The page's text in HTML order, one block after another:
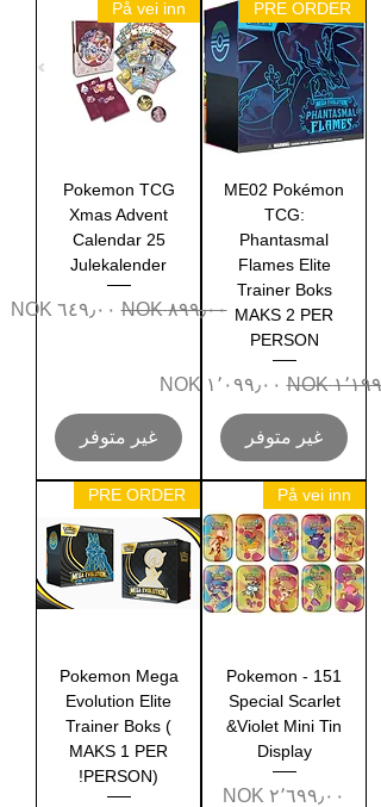
PRE ORDER
ME02 Pokémon
TCG:
Phantasmal
Flames Elite
Trainer Boks
MAKS 2 PER
PERSON
عادي سعر البيع
غير متوفر
På vei inn
Pokemon TCG
Xmas Advent
Calendar 25
Julekalender
سعر عادي‏٨٩٩٫٠٠ NOK سعر البيع
غير متوفر
På vei inn
Pokemon - 151
Special Scarlet
&Violet Mini Tin
Display
السعر
PRE ORDER
Pokemon Mega
Evolution Elite
Trainer Boks (
MAKS 1 PER
PERSON)!